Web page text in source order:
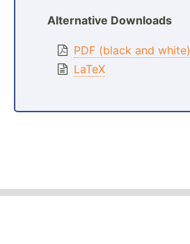
Alternative Downloads
PDF (black and white)
LaTeX